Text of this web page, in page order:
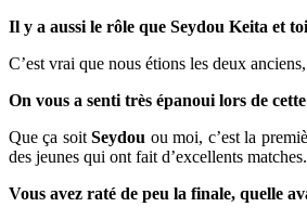
Il y a aussi le rôle que Seydou Keita et
C’est vrai que nous étions les deux
On vous a senti très épanoui lors de
Que ça soitSeydou ou moi, c’est la
des jeunes qui ont fait d’excellents matches.
Vous avez raté de peu la finale, quelle